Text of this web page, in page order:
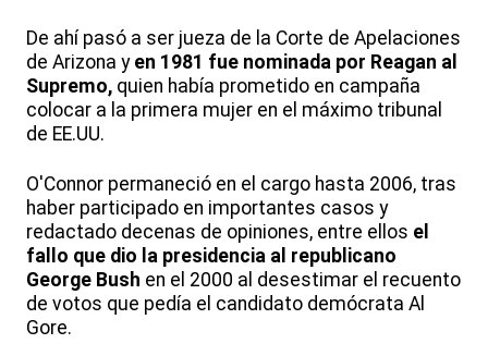
De ahí pasó a ser jueza de la Corte de Apelaciones
de Arizona yen 1981 fue nominada por Reagan al
Supremo, quien había prometido en campaña
colocar a la primera mujer en el máximo tribunal
de EE.UU.
O'Connor permaneció en el cargo hasta 2006, tras
haber participado en importantes casos y
redactado decenas de opiniones, entre ellos el
fallo que dio la presidencia al republicano
George Bush en el 2000 al desestimar el recuento
de votos que pedía el candidato demócrata Al
Gore.